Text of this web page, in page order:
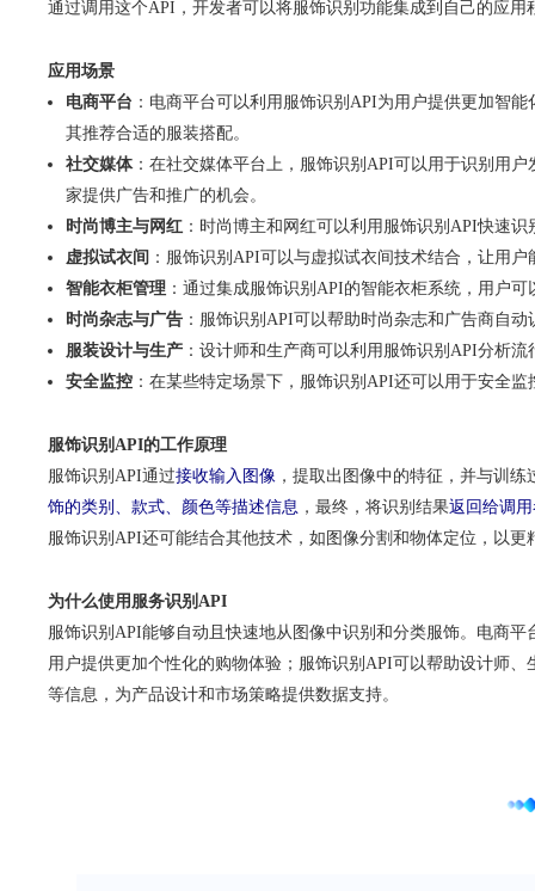
通过调用这个API，开发者可以将服饰识别功能集成到自己的应
应用场景
电商平台 ：电商平台可以利用服饰识别API为用户提供更加智
其推荐合适的服装搭配。
社交媒体：在社交媒体平台上，服饰识别API可以用于识别用
家提供广告和推广的机会。
时尚博主与网红 ：时尚博主和网红可以利用服饰识别API快速
虚拟试衣间 ：服饰识别API可以与虚拟试衣间技术结合，让用
智能衣柜管理 ：通过集成服饰识别API的智能衣柜系统，用户
时尚杂志与广告 ：服饰识别API可以帮助时尚杂志和广告商自
服装设计与生产 ：设计师和生产商可以利用服饰识别API分析
安全监控 ：在某些特定场景下，服饰识别API还可以用于安全
服饰识别API的工作原理
服饰识别API通过接收输入图像 ，提取出图像中的特征，并与训
饰的类别、款式、颜色等描述信息 ，最终，将识别结果返回给调
服饰识别API还可能结合其他技术，如图像分割和物体定位，以
为什么使用服务识别API
服饰识别API能够自动且快速地从图像中识别和分类服饰。电商
用户提供更加个性化的购物体验；服饰识别API可以帮助设计师
等信息，为产品设计和市场策略提供数据支持。